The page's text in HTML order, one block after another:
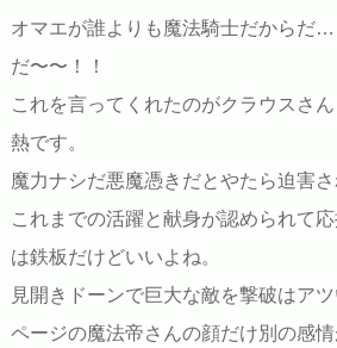
オマエが誰よりも魔法騎士だからだ
だ〜〜！！
これを言ってくれたのがクラウスさ
熱です。
魔力ナシだ悪魔憑きだとやたら迫害さ
これまでの活躍と献身が認められて
は鉄板だけどいいよね。
見開きドーンで巨大な敵を撃破はア
ページの魔法帝さんの顔だけ別の感